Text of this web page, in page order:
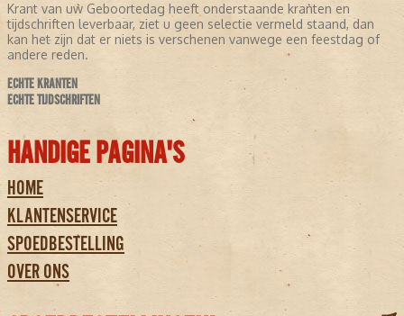
Krant van uw Geboortedag heeft onderstaande kranten en
tijdschriften leverbaar, ziet u geen selectie vermeld staand, dan
kan het zijn dat er niets is verschenen vanwege een feestdag of
andere reden.
ECHTE KRANTEN
ECHTE TIJDSCHRIFTEN
HANDIGE PAGINA'S
HOME
KLANTENSERVICE
SPOEDBESTELLING
OVER ONS